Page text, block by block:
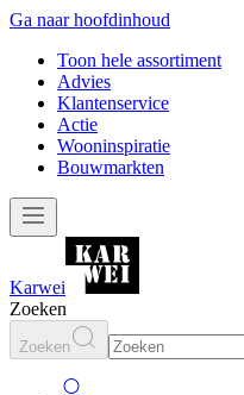
Ga naar hoofdinhoud
Toon hele assortiment
Advies
Klantenservice
Actie
Wooninspiratie
Bouwmarkten
Karwei
Zoeken
Zoeken